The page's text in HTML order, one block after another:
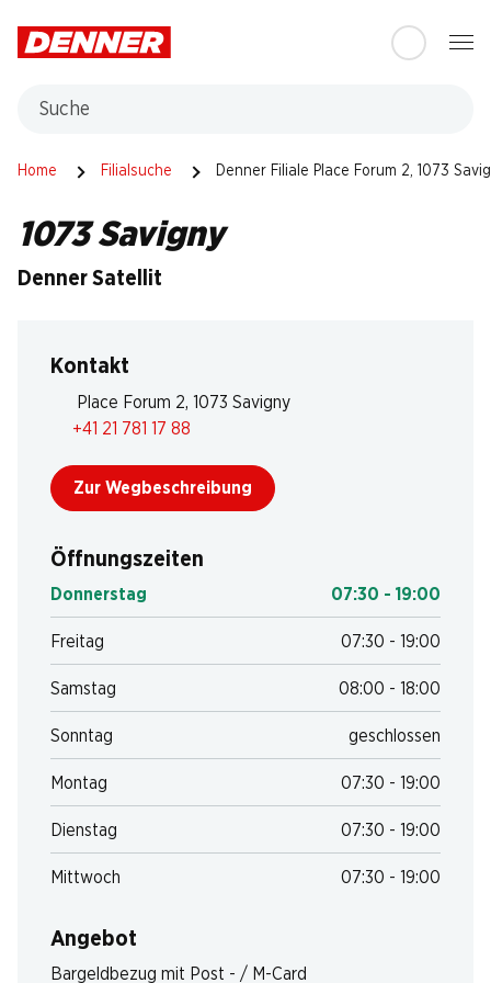
Home Filialsuche Denner Filiale Place Forum 2, 1073
1073 Savigny
Denner Satellit
Kontakt
Place Forum 2, 1073 Savigny
+41 21 781 17 88
Zur Wegbeschreibung
Öffnungszeiten
Donnerstag 07:30 - 19:00
Freitag 07:30 - 19:00
Samstag 08:00 - 18:00
Sonntag geschlossen
Montag 07:30 - 19:00
Dienstag 07:30 - 19:00
Mittwoch 07:30 - 19:00
Angebot
Bargeldbezug mit Post - / M-Card